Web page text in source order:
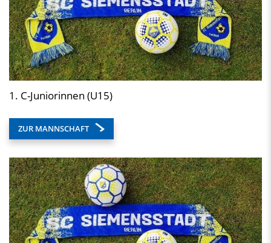
1. C-Juniorinnen (U15)
ZUR MANNSCHAFT